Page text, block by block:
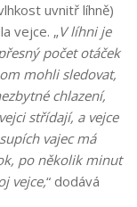
uvnitř líhně)
vejce. „V líhni je
počet otáček
mohli sledovat,
chlazení,
střídají, a vejce
vajec má
po několik minut
vejce,“ dodává